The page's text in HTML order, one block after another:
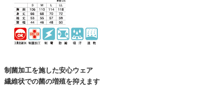
制菌加工を施した安心ウェア
繊維状での菌の増殖を抑えます